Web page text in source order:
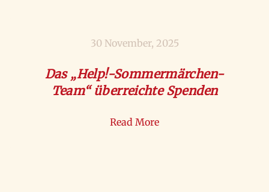
30 November, 2025
Das „Help!-Sommermärchen-
Team“ überreichte Spenden
Read More